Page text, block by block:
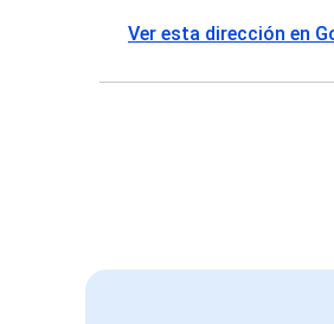
Ver esta dirección en